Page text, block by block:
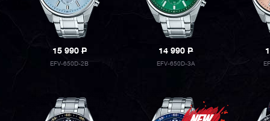
15 990P
EFV-650D-2B
14 990P
EFV-650D-3A